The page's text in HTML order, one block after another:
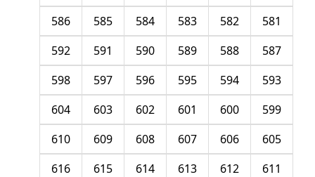
581
582
583
584
585
586
587
588
589
590
591
592
593
594
595
596
597
598
599
600
601
602
603
604
605
606
607
608
609
610
611
612
613
614
615
616